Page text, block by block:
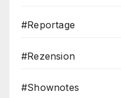
#Reportage
#Rezension
#Shownotes